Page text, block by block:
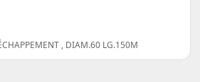
, DIAM.60 LG.150M